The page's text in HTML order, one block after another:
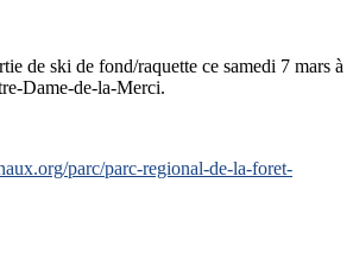
de ski de fond/raquette ce samedi 7 mars à
Dame-de-la-Merci.
parc/parc-regional-de-la-foret-